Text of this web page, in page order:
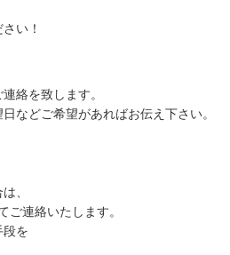
い！
絡を致します。
などご希望があればお伝え下さい。
、
ご連絡いたします。
段を